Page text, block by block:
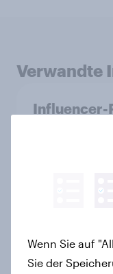
Verwandte
Influencer-
mehr als
Wenn Sie auf
Sie der